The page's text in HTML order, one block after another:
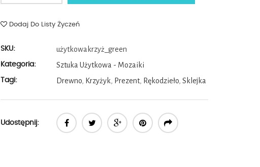
Dodaj Do Listy Życzeń
SKU: użytkowakrzyż_green
Kategoria: Sztuka Użytkowa - Mozaiki
Tagi: Drewno, Krzyżyk, Prezent, Rękodzieło,Sklejka
Udostępnij: